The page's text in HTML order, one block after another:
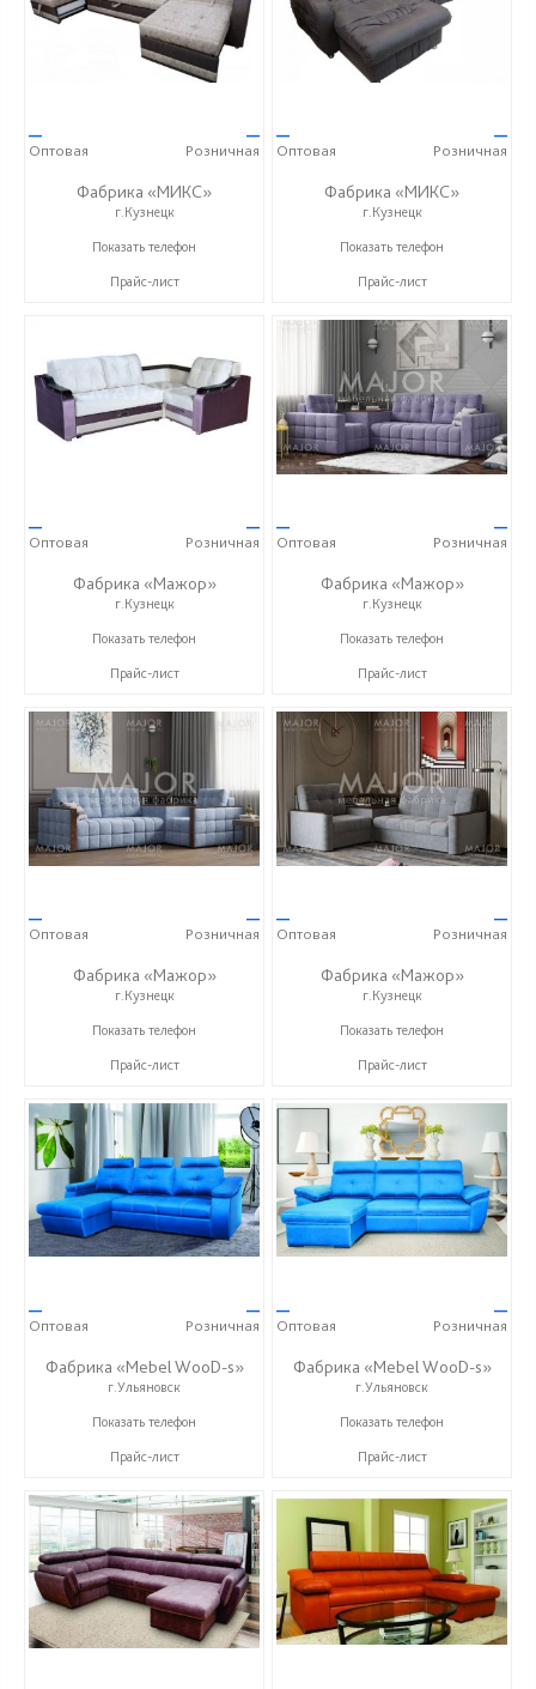
—
Оптовая
—
Розничная
Фабрика «МИКС»
г.Кузнецк
+7 (937) 423-36-37
Показать телефон
Прайс-лист
—
Оптовая
—
Розничная
Фабрика «МИКС»
г.Кузнецк
+7 (937) 423-36-37
Показать телефон
Прайс-лист
—
Оптовая
—
Розничная
Фабрика «Мажор»
г.Кузнецк
+7 (999) 611-98-99
Показать телефон
Прайс-лист
—
Оптовая
—
Розничная
Фабрика «Мажор»
г.Кузнецк
+7 (999) 611-98-99
Показать телефон
Прайс-лист
—
Оптовая
—
Розничная
Фабрика «Мажор»
г.Кузнецк
+7 (999) 611-98-99
Показать телефон
Прайс-лист
—
Оптовая
—
Розничная
Фабрика «Мажор»
г.Кузнецк
+7 (999) 611-98-99
Показать телефон
Прайс-лист
—
Оптовая
—
Розничная
Фабрика «Mebel WooD-s»
г.Ульяновск
+7 (906) 140-08-08
Показать телефон
Прайс-лист
—
Оптовая
—
Розничная
Фабрика «Mebel WooD-s»
г.Ульяновск
+7 (906) 140-08-08
Показать телефон
Прайс-лист